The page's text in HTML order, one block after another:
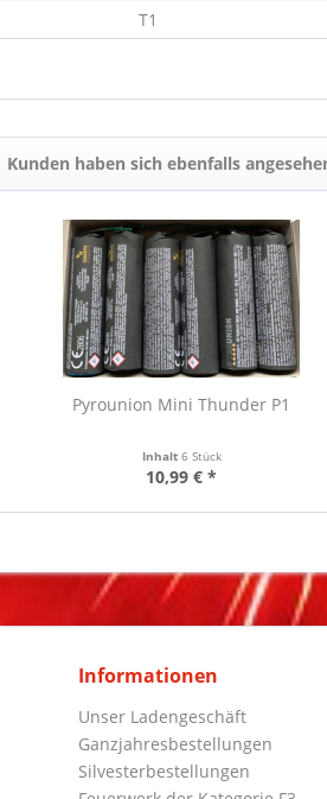
T1
Kunden haben sich ebenfalls
Pyrounion Mini Thunder P1
Inhalt 6 Stück
10,99 € *
Informationen
Unser Ladengeschäft
Ganzjahresbestellungen
Silvesterbestellungen